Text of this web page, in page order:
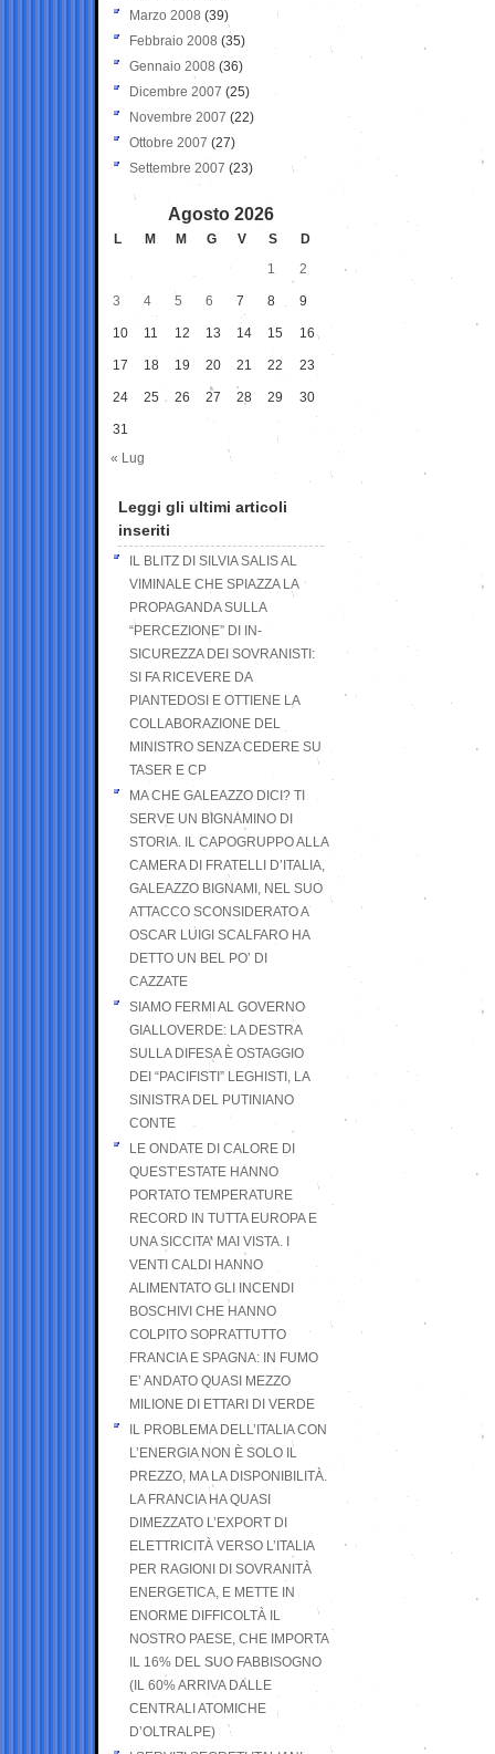
Marzo 2008 (39)
Febbraio 2008 (35)
Gennaio 2008 (36)
Dicembre 2007 (25)
Novembre 2007 (22)
Ottobre 2007 (27)
Settembre 2007 (23)
Agosto 2026
L M M G V S
D
1
2
3 4 5 6 7 8 9
10 11 12 13 14 15 16
17 18 19 20 21 22 23
24 25 26 27 28 29 30
31
« Lug
Leggi gli ultimi articoli
inseriti
IL BLITZ DI SILVIA SALIS AL
VIMINALE CHE SPIAZZA LA
PROPAGANDA SULLA
“PERCEZIONE” DI IN-
SICUREZZA DEI SOVRANISTI:
SI FA RICEVERE DA
PIANTEDOSI E OTTIENE LA
COLLABORAZIONE DEL
MINISTRO SENZA CEDERE SU
TASER E CP
MA CHE GALEAZZO DICI? TI
SERVE UN BIGNAMINO DI
STORIA. IL CAPOGRUPPO ALLA
CAMERA DI FRATELLI D’ITALIA,
GALEAZZO BIGNAMI, NEL SUO
ATTACCO SCONSIDERATO A
OSCAR LUIGI SCALFARO HA
DETTO UN BEL PO’ DI
CAZZATE
SIAMO FERMI AL GOVERNO
GIALLOVERDE: LA DESTRA
SULLA DIFESA È OSTAGGIO
DEI “PACIFISTI” LEGHISTI, LA
SINISTRA DEL PUTINIANO
CONTE
LE ONDATE DI CALORE DI
QUEST’ESTATE HANNO
PORTATO TEMPERATURE
RECORD IN TUTTA EUROPA E
UNA SICCITA’ MAI VISTA. I
VENTI CALDI HANNO
ALIMENTATO GLI INCENDI
BOSCHIVI CHE HANNO
COLPITO SOPRATTUTTO
FRANCIA E SPAGNA: IN FUMO
E’ ANDATO QUASI MEZZO
MILIONE DI ETTARI DI VERDE
IL PROBLEMA DELL’ITALIA CON
L’ENERGIA NON È SOLO IL
PREZZO, MA LA DISPONIBILITÀ.
LA FRANCIA HA QUASI
DIMEZZATO L’EXPORT DI
ELETTRICITÀ VERSO L’ITALIA
PER RAGIONI DI SOVRANITÀ
ENERGETICA, E METTE IN
ENORME DIFFICOLTÀ IL
NOSTRO PAESE, CHE IMPORTA
IL 16% DEL SUO FABBISOGNO
(IL 60% ARRIVA DALLE
CENTRALI ATOMICHE
D’OLTRALPE)